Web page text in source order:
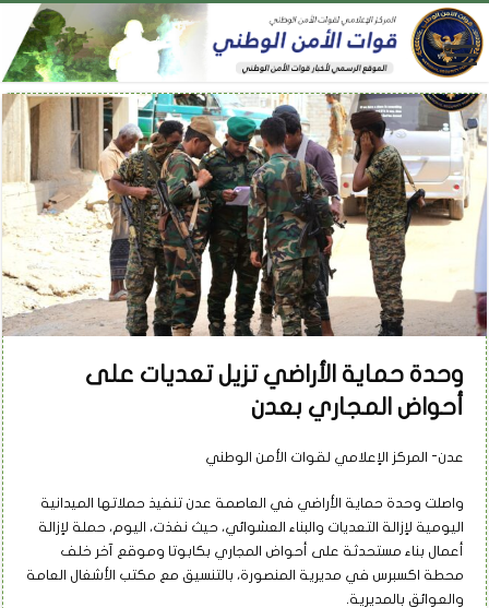
وحدة حماية الأراضي تزيل تعديات على
أحواض المجاري بعدن
عدن- المركز الإعلامي لقوات الأمن الوطني
واصلت وحدة حماية الأراضي في العاصمة عدن تنفيذ حملاتها الميدانية
اليومية لإزالة التعديات والبناء العشوائي، حيث نفذت، اليوم، حملة لإزالة
أعمال بناء مستحدثة على أحواض المجاري بكابوتا وموقع آخر خلف
محطة اكسبرس في مديرية المنصورة، بالتنسيق مع مكتب الأشغال العامة
والعوائق بالمديرية.